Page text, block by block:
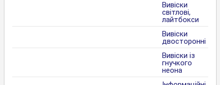
Вивіски
світлові,
лайтбокси
Вивіски
двосторонні
Вивіски із
гнучкого
неона